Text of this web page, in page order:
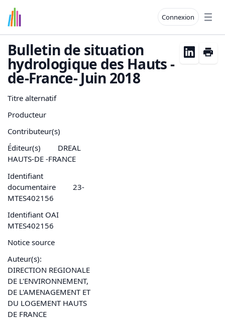
Connexion
Bulletin de situation
hydrologique des Hauts -
de-France- Juin 2018
Titre alternatif
Producteur
Contributeur(s)
Éditeur(s)
DREAL
HAUTS-DE -FRANCE
Identifiant
documentaire
23-
MTES402156
Identifiant OAI
MTES402156
Notice source
Auteur(s):
DIRECTION REGIONALE
DE L'ENVIRONNEMENT,
DE L'AMENAGEMENT ET
DU LOGEMENT HAUTS
DE FRANCE